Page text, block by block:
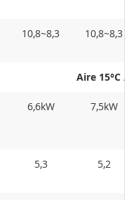
10,8~8,3 10,8~8,3
Aire 15°C /
6,6kW 7,5kW
5,3 5,2